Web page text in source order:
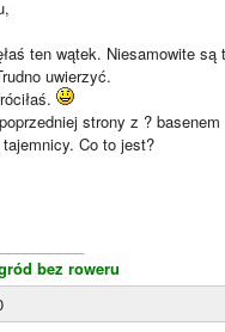
ten wątek. Niesamowite są
uwierzyć.
strony z ? basenem
Co to jest?
bez roweru